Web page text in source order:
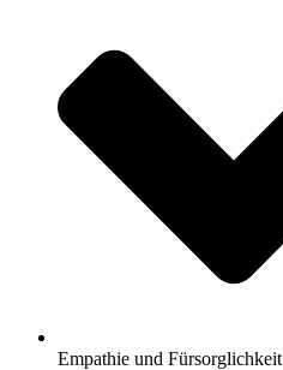
Empathie und Fürsorglichkeit